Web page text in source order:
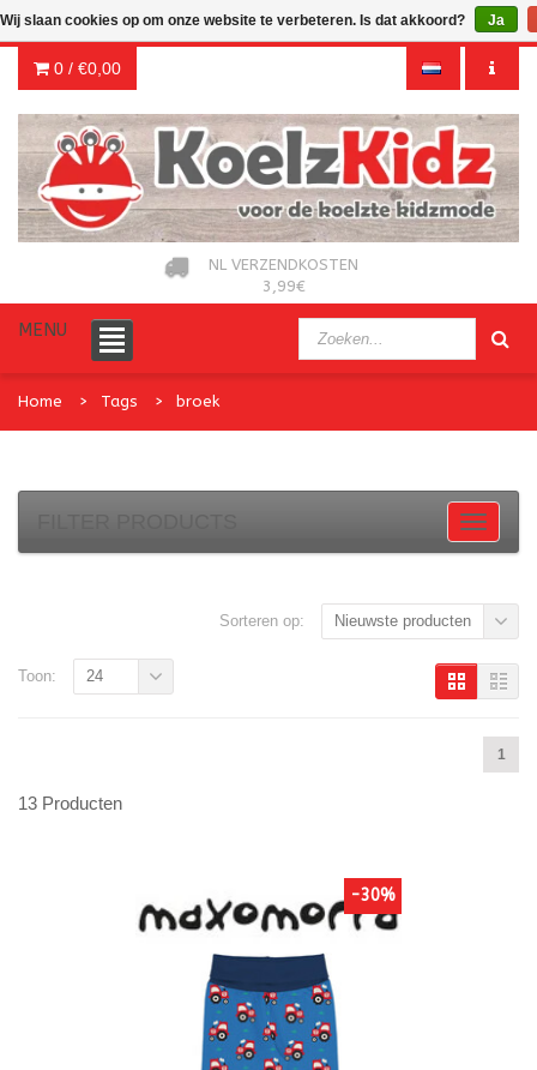
0 / €0,00
NL VERZENDKOSTEN
3,99€
MENU
Home Tags broek
Sorteren op: Nieuwste producten
1
Toon: 24
13 Producten
-30%
Wij slaan cookies op om onze website te verbeteren. Is dat akkoord? Ja